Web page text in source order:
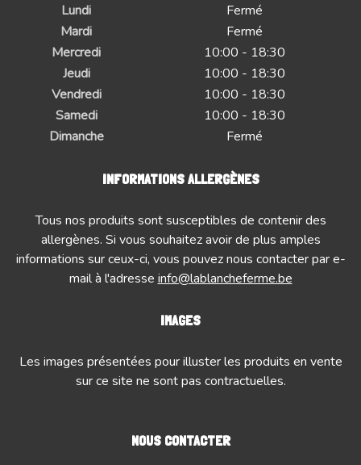
Lundi
Fermé
Mardi
Fermé
Mercredi
10:00 - 18:30
Jeudi
10:00 - 18:30
Vendredi
10:00 - 18:30
Samedi
10:00 - 18:30
Dimanche
Fermé
INFORMATIONS ALLERGÈNES
Tous nos produits sont susceptibles de contenir des
allergènes. Si vous souhaitez avoir de plus amples
informations sur ceux-ci, vous pouvez nous contacter par e-
mail à l'adresse info@lablancheferme.be
IMAGES
Les images présentées pour illuster les produits en vente
sur ce site ne sont pas contractuelles.
NOUS CONTACTER